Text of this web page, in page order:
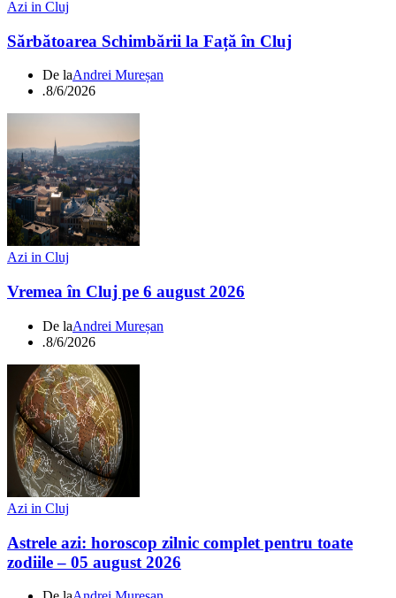
Azi in Cluj
Sărbătoarea Schimbării la Față în Cluj
De laAndrei Mureșan
.8/6/2026
Azi in Cluj
Vremea în Cluj pe 6 august 2026
De laAndrei Mureșan
.8/6/2026
Azi in Cluj
Astrele azi: horoscop zilnic complet pentru toate
zodiile – 05 august 2026